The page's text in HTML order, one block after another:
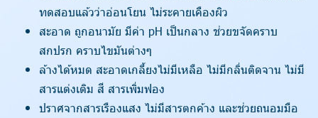
ทดสอบแล้วว่าอ่อนโยน ไม่ระคายเคืองผิว
สะอาด ถูกอนามัย มีค่า pH เป็นกลาง ช่วยขจัดคราบ
สกปรก คราบไขมันต่างๆ
ล้างได้หมด สะอาดเกลี้ยงไม่มีเหลือ ไม่มีกลิ่นติดจาน ไม่มี
สารแต่งเติม สี สารเพิ่มฟอง
ปราศจากสารเรืองแสง ไม่มีสารตกค้าง และช่วยถนอมมือ